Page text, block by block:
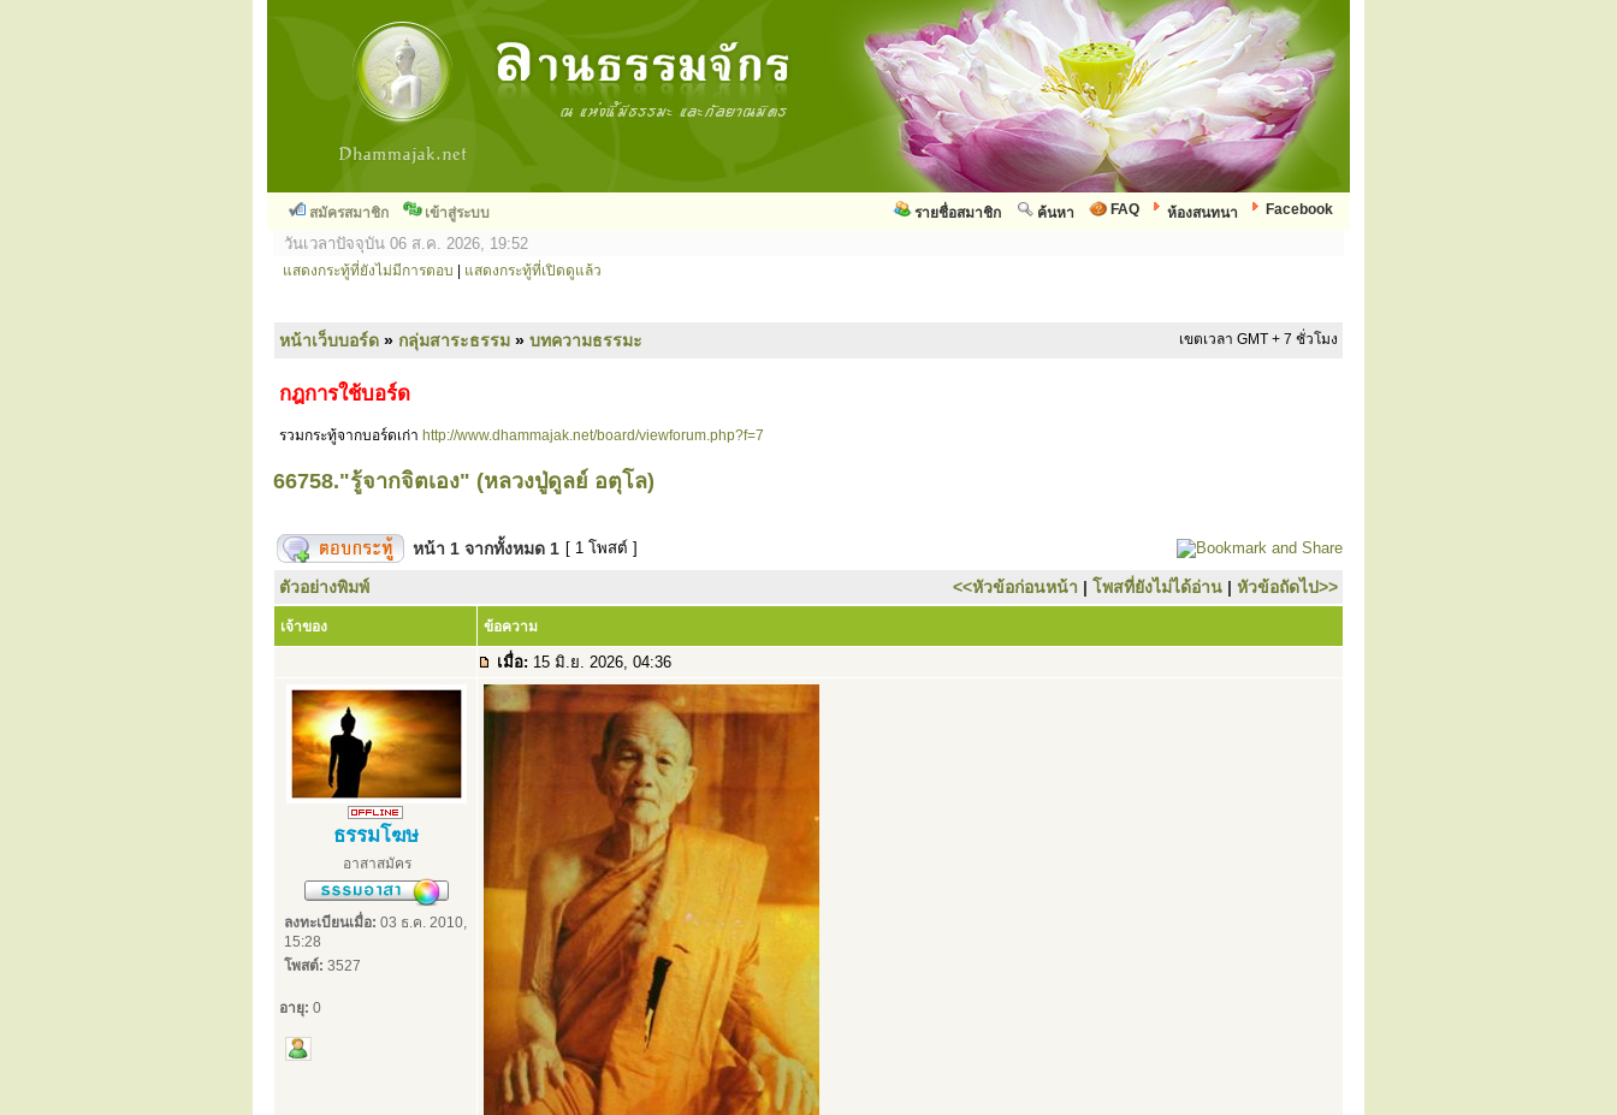
สมัครสมาชิก เข้าสู่ระบบ Facebook
ห้องสนทนา
FAQ
ค้นหา
รายชื่อสมาชิก
วันเวลาปัจจุบัน 06 ส.ค. 2026, 19:52
แสดงกระทู้ที่ยังไม่มีการตอบ แสดงกระทู้ที่เปิดดูแล้ว
หน้าเว็บบอร์ด » กลุ่มสาระธรรม » บทความธรรมะ เขตเวลา GMT + 7 ชั่วโมง
กฎการใช้บอร์ด
รวมกระทู้จากบอร์ดเก่า http://www.dhammajak.net/board/viewforum.php?f=7
66758."รู้จากจิตเอง" (หลวงปู่ดูลย์ อตุโล)
หน้า 1 จากทั้งหมด 1 [ 1 โพสต์ ]
ตัวอย่างพิมพ์ <<หัวข้อก่อนหน้า | โพสที่ยังไม่ได้อ่าน | หัวข้อถัดไป>>
เจ้าของ ข้อความ
เมื่อ: 15 มิ.ย. 2026, 04:36
ธรรมโฆษ
อาสาสมัคร
ลงทะเบียนเมื่อ: 03 ธ.ค. 2010,
15:28
โพสต์: 3527
อายุ: 0